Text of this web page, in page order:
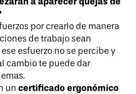
por crearlo de manera
de trabajo sean
esfuerzo no se percibe y
cambio te puede dar
un certificado ergonómico